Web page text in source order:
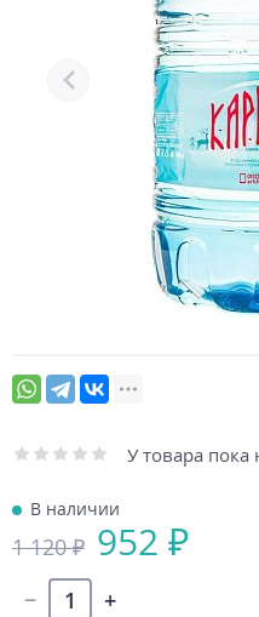
У товара пока
В наличии
1 120 ₽ 952 ₽